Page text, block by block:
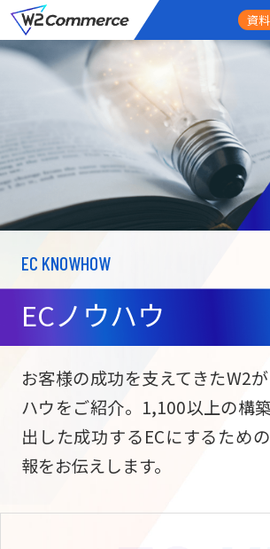
資
サービス
ECサイト構築
サブスク/定期通販
ECサイト構築
PRICE
料金
FEATURE
導入事例
USEFUL
お役立ち情報
NEWS
ニュース
EC KNOWHOW
ECノウハウ
お客様の成功を支えてきたW2
ハウをご紹介。1,100以上の構
出した成功するECにするため
報をお伝えします。